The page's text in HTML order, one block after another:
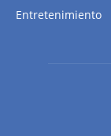
Entretenimiento